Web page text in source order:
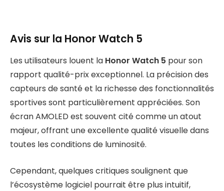
Avis sur la Honor Watch 5
Les utilisateurs louent la Honor Watch 5 pour son
rapport qualité-prix exceptionnel. La précision des
capteurs de santé et la richesse des fonctionnalités
sportives sont particulièrement appréciées. Son
écran AMOLED est souvent cité comme un atout
majeur, offrant une excellente qualité visuelle dans
toutes les conditions de luminosité.
Cependant, quelques critiques soulignent que
l’écosystème logiciel pourrait être plus intuitif,